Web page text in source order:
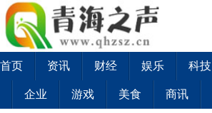
首页 资讯 财经 娱乐 科技
企业 游戏 美食 商讯